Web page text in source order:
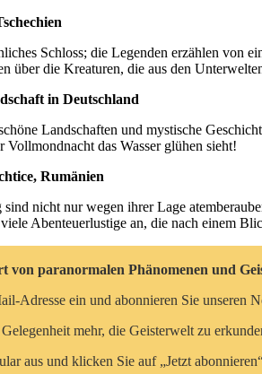
Schloss; die Legenden⁤ erzählen von
über die Kreaturen, ​die aus den
in Deutschland
Landschaften und ⁤mystische
Vollmondnacht das Wasser glühen sieht!
⁣Rumänien
nicht ⁤nur wegen ihrer Lage
Abenteuerlustige⁣ an,‌ die nach einem
von paranormalen Phänomenen und
Adresse ein und abonnieren Sie unseren
mehr, die Geisterwelt zu
aus und klicken Sie auf „Jetzt